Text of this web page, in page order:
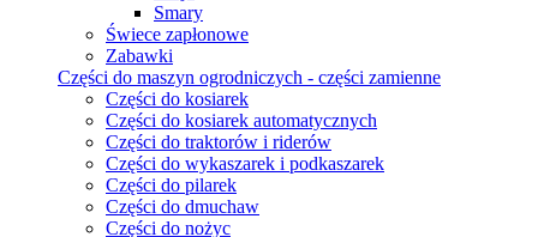
Smary
Świece zapłonowe
Zabawki
Części do maszyn ogrodniczych - części zamienne
Części do kosiarek
Części do kosiarek automatycznych
Części do traktorów i riderów
Części do wykaszarek i podkaszarek
Części do pilarek
Części do dmuchaw
Części do nożyc